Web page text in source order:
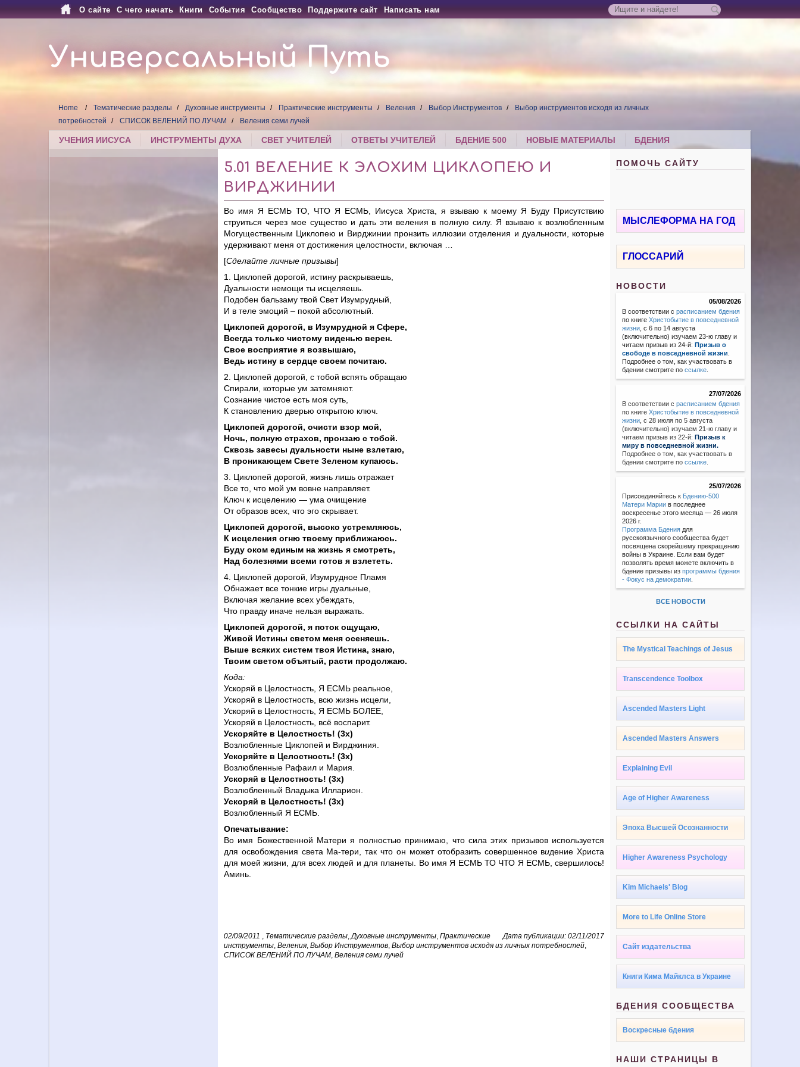
О сайте С чего начать Книги События Сообщество Поддержите сайт Написать нам
Универсальный Путь
Home Тематические разделы Духовные инструменты Практические инструменты Веления Выбор Инструментов
Выбор инструментов исходя из личных
потребностей
СПИСОК ВЕЛЕНИЙ ПО ЛУЧАМ Веления семи лучей
УЧЕНИЯ ИИСУСА ИНСТРУМЕНТЫ ДУХА СВЕТ УЧИТЕЛЕЙ ОТВЕТЫ УЧИТЕЛЕЙ БДЕНИЕ 500 НОВЫЕ МАТЕРИАЛЫ БДЕНИЯ
5.01 ВЕЛЕНИЕ К ЭЛОХИМ ЦИКЛОПЕЮ И
ВИРДЖИНИИ
Во имя Я ЕСМЬ ТО, ЧТО Я ЕСМЬ, Иисуса Христа, я взываю к моему Я Буду Присутствию
струиться через мое существо и дать эти веления в полную силу. Я взываю к возлюбленным
Могущественным Циклопею и Вирджинии пронзить иллюзии отделения и дуальности, которые
удерживают меня от достижения целостности, включая …
[Сделайте личные призывы]
1. Циклопей дорогой, истину раскрываешь,
Дуальности немощи ты исцеляешь.
Подобен бальзаму твой Свет Изумрудный,
И в теле эмоций – покой абсолютный.
Циклопей дорогой, в Изумрудной я Сфере,
Всегда только чистому виденью верен.
Свое восприятие я возвышаю,
Ведь истину в сердце своем почитаю.
2. Циклопей дорогой, с тобой вспять обращаю
Спирали, которые ум затемняют.
Сознание чистое есть моя суть,
К становлению дверью открытою ключ.
Циклопей дорогой, очисти взор мой,
Ночь, полную страхов, пронзаю с тобой.
Сквозь завесы дуальности ныне взлетаю,
В проникающем Свете Зеленом купаюсь.
3. Циклопей дорогой, жизнь лишь отражает
Все то, что мой ум вовне направляет.
Ключ к исцелению — ума очищение
От образов всех, что эго скрывает.
Циклопей дорогой, высоко устремляюсь,
К исцеления огню твоему приближаюсь.
Буду оком единым на жизнь я смотреть,
Над болезнями всеми готов я взлететь.
4. Циклопей дорогой, Изумрудное Пламя
Обнажает все тонкие игры дуальные,
Включая желание всех убеждать,
Что правду иначе нельзя выражать.
Циклопей дорогой, я поток ощущаю,
Живой Истины светом меня осеняешь.
Выше всяких систем твоя Истина, знаю,
Твоим светом объятый, расти продолжаю.
Кода:
Ускоряй в Целостность, Я ЕСМЬ реальное,
Ускоряй в Целостность, всю жизнь исцели,
Ускоряй в Целостность, Я ЕСМЬ БОЛЕЕ,
Ускоряй в Целостность, всё воспарит.
Ускоряйте в Целостность! (3х)
Возлюбленные Циклопей и Вирджиния.
Ускоряйте в Целостность! (3х)
Возлюбленные Рафаил и Мария.
Ускоряй в Целостность! (3х)
Возлюбленный Владыка Илларион.
Ускоряй в Целостность! (3х)
Возлюбленный Я ЕСМЬ.
Опечатывание:
Во имя Божественной Матери я полностью принимаю, что сила этих призывов используется
для освобождения света Ма-тери, так что он может отобразить совершенное видение Христа
для моей жизни, для всех людей и для планеты. Во имя Я ЕСМЬ ТО ЧТО Я ЕСМЬ, свершилось!
Аминь.
02/09/2011 Дата публикации: 02/11/2017
, Тематические разделы,Духовные инструменты, Практические
инструменты, Веления, Выбор Инструментов, Выбор инструментов исходя из личных потребностей,
СПИСОК ВЕЛЕНИЙ ПО ЛУЧАМ, Веления семи лучей
ПОМОЧЬ САЙТУ
МЫСЛЕФОРМА НА ГОД
ГЛОССАРИЙ
НОВОСТИ
05/08/2026
В соответствии срасписанием бдения
по книгеХристобытие в повседневной
жизни , с 6 по 14 августа
(включительно) изучаем 23-ю главу и
читаем призыв из 24-й: Призыв о
свободе в повседневной жизни
Подробнее о том, как участвовать в
бдении смотрите поссылке
27/07/2026
В соответствии с расписанием бдения
по книгеХристобытие в повседневной
жизни с 28 июля по 5 августа
(включительно) изучаем 21-ю главу и
читаем призыв из 22-й: Призыв к
миру в повседневной жизни.
Подробнее о том, как участвовать в
бдении смотрите поссылке
25/07/2026
Присоединяйтесь к Бдению-500
Матери Марии в последнее
воскресенье этого месяца — 26 июля
2026 г.
Программа Бдения для
русскоязычного сообщества будет
посвящена скорейшему прекращению
войны в Украине. Если вам будет
позволять время можете включить в
бдение призывы изпрограммы бдения
- Фокус на демократии
ВСЕ НОВОСТИ
ССЫЛКИ НА САЙТЫ
The Mystical Teachings of Jesus
Transcendence Toolbox
Ascended Masters Light
Ascended Masters Answers
Explaining Evil
Age of Higher Awareness
Эпоха Высшей Осознанности
Higher Awareness Psychology
Kim Michaels' Blog
More to Life Online Store
Сайт издательства
Книги Кима Майклса в Украине
БДЕНИЯ СООБЩЕСТВА
Воскресные бдения
НАШИ СТРАНИЦЫ В